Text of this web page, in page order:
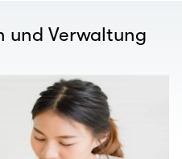
und Verwaltung